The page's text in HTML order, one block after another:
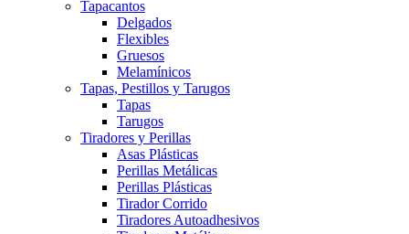
Tapacantos
Delgados
Flexibles
Gruesos
Melamínicos
Tapas, Pestillos y Tarugos
Tapas
Tarugos
Tiradores y Perillas
Asas Plásticas
Perillas Metálicas
Perillas Plásticas
Tirador Corrido
Tiradores Autoadhesivos